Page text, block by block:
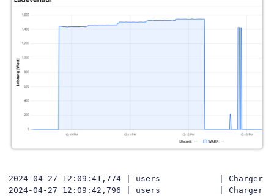
2024-04-27 12:09:41,774 | users            | Charger
2024-04-27 12:09:42,796 | users            | Charger